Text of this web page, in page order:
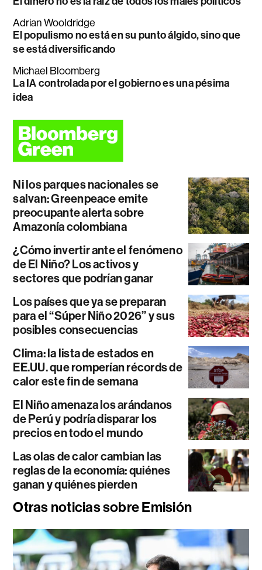
Adrian Wooldridge
El populismo no está en su punto álgido, sino que
se está diversificando
Michael Bloomberg
La IA controlada por el gobierno es una pésima
idea
Ni los parques nacionales se
salvan: Greenpeace emite
preocupante alerta sobre
Amazonía colombiana
¿Cómo invertir ante el fenómeno
de El Niño? Los activos y
sectores que podrían ganar
Los países que ya se preparan
para el “Súper Niño 2026” y sus
posibles consecuencias
Clima: la lista de estados en
EE.UU. que romperían récords de
calor este fin de semana
El Niño amenaza los arándanos
de Perú y podría disparar los
precios en todo el mundo
Las olas de calor cambian las
reglas de la economía: quiénes
ganan y quiénes pierden
Otras noticias sobre Emisión